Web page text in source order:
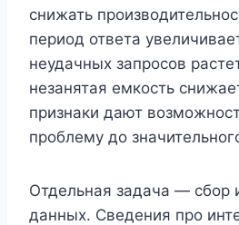
снижать
период ответа
неудачных запросов
незанятая емкость
признаки дают
проблему до
Отдельная задача — сбор
данных. Сведения про